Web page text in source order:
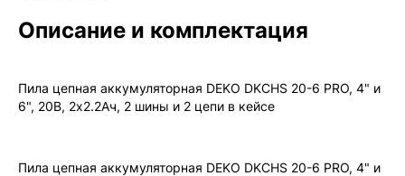
официальной гарантией!
Описание и комплектация
Пила цепная аккумуляторная DEKO DKCHS 20-6 PRO, 4" и
6", 20В, 2x2.2Ач, 2 шины и 2 цепи в кейсе
Пила цепная аккумуляторная DEKO DKCHS 20-6 PRO, 4" и